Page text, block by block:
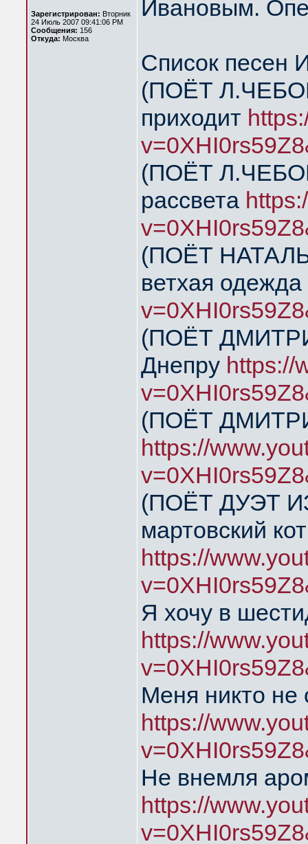
Зарегистрирован: Вторник
24 Июль 2007 09:41:06 PM
Сообщения: 156
Откуда: Москва
Ивановым.
Список песен
(ПОЁТ
приходит
(ПОЁТ
рассвета
(ПОЁТ
ветхая одежда
(ПОЁТ
Днепру https://
(ПОЁТ
https://
(ПОЁТ ДУЭТ
мартовский кот
https://
Я хочу в
https://
Меня никто
https://
Не внемля
https://